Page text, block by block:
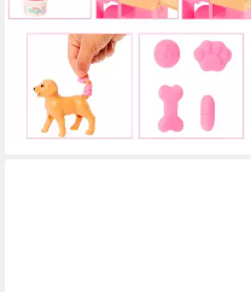
Spielset
ab 35,17 € UVP 39,99 €
lieferbar - in 1-2 Werktagen bei dir